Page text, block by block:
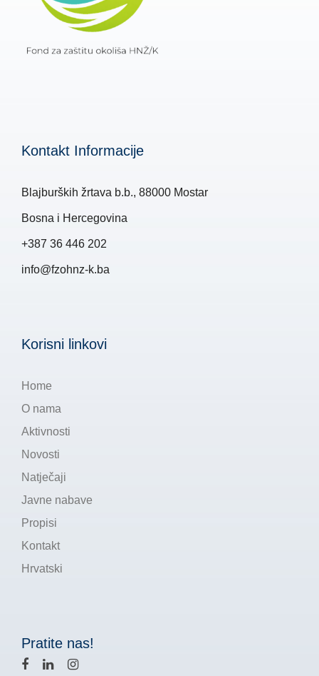
Kontakt Informacije
Blajburških žrtava b.b., 88000 Mostar
Bosna i Hercegovina
+387 36 446 202
info@fzohnz-k.ba
Korisni linkovi
Home
O nama
Aktivnosti
Novosti
Natječaji
Javne nabave
Propisi
Kontakt
Hrvatski
Pratite nas!